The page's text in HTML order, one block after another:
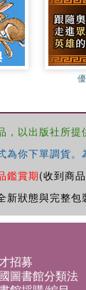
以出版社所
你下單調貨
鑑賞期(收到商
狀態與完整
招募
圖書館分類法